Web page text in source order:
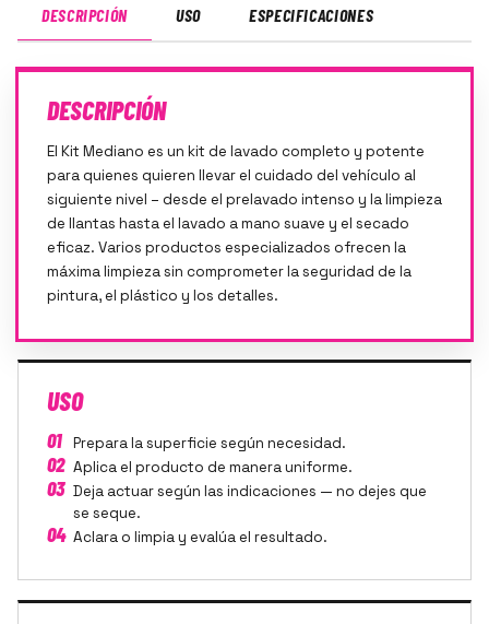
DESCRIPCIÓN USO ESPECIFICACIONES
DESCRIPCIÓN
El Kit Mediano es un kit de lavado completo y potente
para quienes quieren llevar el cuidado del vehículo al
siguiente nivel – desde el prelavado intenso y la limpieza
de llantas hasta el lavado a mano suave y el secado
eficaz. Varios productos especializados ofrecen la
máxima limpieza sin comprometer la seguridad de la
pintura, el plástico y los detalles.
USO
01 Prepara la superficie según necesidad.
02 Aplica el producto de manera uniforme.
03 Deja actuar según las indicaciones — no dejes que
se seque.
04 Aclara o limpia y evalúa el resultado.